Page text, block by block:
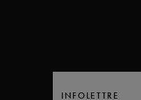
INFOLETTRE